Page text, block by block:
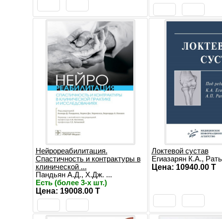
Нейрореабилитация.
Спастичность и контрактуры в
клинической ...
Пандьян А.Д., Х.Дж. ...
Есть (более 3-х шт.)
Цена: 19008.00 T
Локтевой сустав
Егиазарян К.А.,
Цена: 10940.00 T